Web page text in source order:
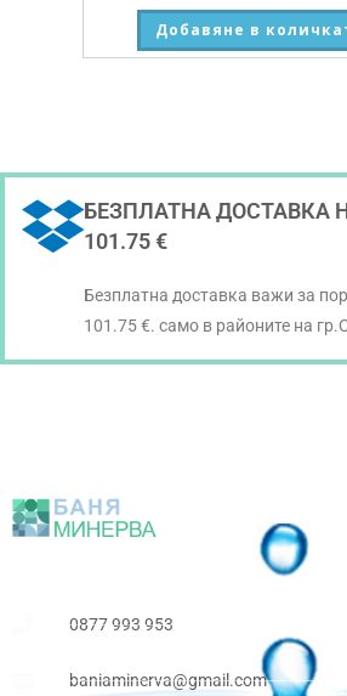
Добавяне в
БЕЗПЛАТНА ДОСТАВКА
101.75 €
Безплатна доставка важи за
101.75 €. само в районите на
0877 993 953
baniaminerva@gmail.com